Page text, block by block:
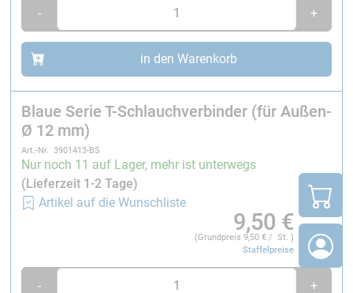
- +
in den Warenkorb
Blaue Serie T-Schlauchverbinder (für Außen-
Ø 12 mm)
Art.-Nr. 3901413-BS
Nur noch 11 auf Lager, mehr ist unterwegs
(Lieferzeit 1-2 Tage)
Artikel auf die Wunschliste
9,50 €
(Grundpreis9,50 € / St. )
Staffelpreise
- +